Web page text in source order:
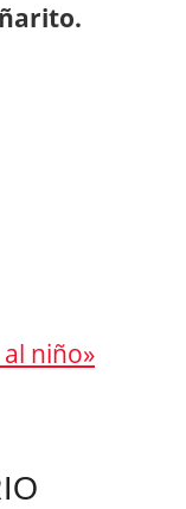
niño»